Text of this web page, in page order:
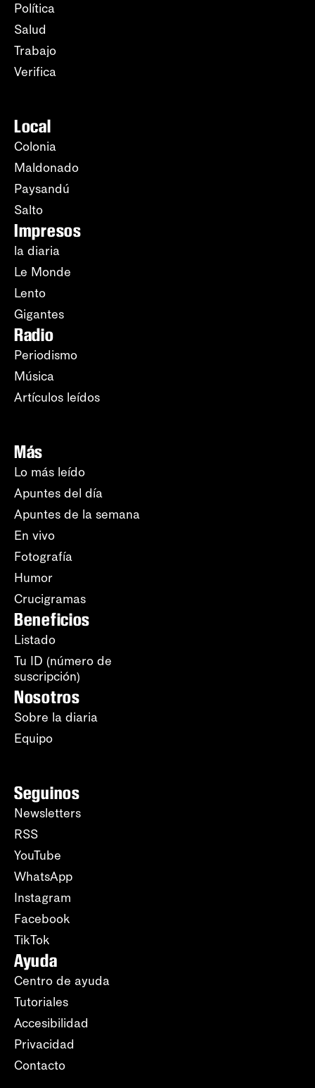
Política
Salud
Trabajo
Verifica
Local
Colonia
Maldonado
Paysandú
Salto
Impresos
la diaria
Le Monde
Lento
Gigantes
Radio
Periodismo
Música
Artículos leídos
Más
Lo más leído
Apuntes del día
Apuntes de la semana
En vivo
Fotografía
Humor
Crucigramas
Beneficios
Listado
Tu ID (número de
suscripción)
Nosotros
Sobre la diaria
Equipo
Seguinos
Newsletters
RSS
YouTube
WhatsApp
Instagram
Facebook
TikTok
Ayuda
Centro de ayuda
Tutoriales
Accesibilidad
Privacidad
Contacto